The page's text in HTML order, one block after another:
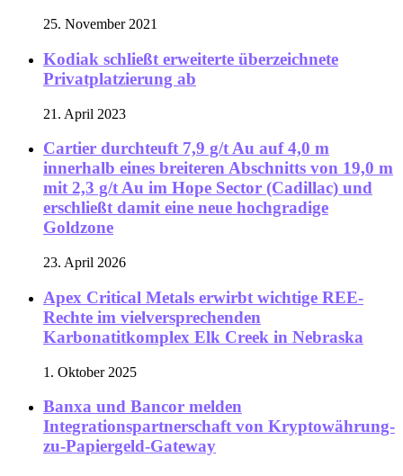
25. November 2021
Kodiak schließt erweiterte überzeichnete
Privatplatzierung ab
21. April 2023
Cartier durchteuft 7,9 g/t Au auf 4,0 m
innerhalb eines breiteren Abschnitts von 19,0 m
mit 2,3 g/t Au im Hope Sector (Cadillac) und
erschließt damit eine neue hochgradige
Goldzone
23. April 2026
Apex Critical Metals erwirbt wichtige REE-
Rechte im vielversprechenden
Karbonatitkomplex Elk Creek in Nebraska
1. Oktober 2025
Banxa und Bancor melden
Integrationspartnerschaft von Kryptowährung-
zu-Papiergeld-Gateway